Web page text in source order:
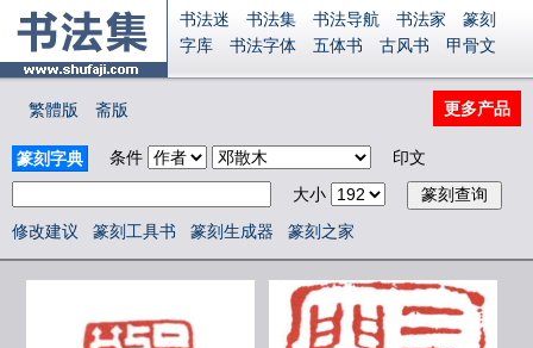
书法迷 书法集 书法导航 书法家
篆刻
字库
书法字体 五体书 古风书
甲骨文
書法视频
字源
国学
古籍
中医 象棋 游戏 电子书
字体下载
免费字体 中文字体
英文字体
Ai矢量
P图宝 南无阿弥陀佛
安全网站
显广告 捐赠 繁體版 登录
繁體版 斋版 更多产品
篆刻字典 条件
印文
大小
修改建议
篆刻工具书 篆刻生成器 篆刻之家